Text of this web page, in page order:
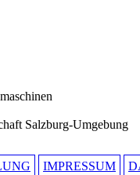
Salzburg-Umgebung
IMPRESSUM